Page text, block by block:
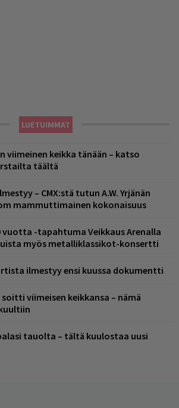
LUETUIMMAT
viimeinen keikka tänään – katso
täältä
– CMX:stä tutun A.W. Yrjänän
mammuttimainen kokonaisuus
vuotta -tapahtuma Veikkaus Arenalla
myös metalliklassikot-konsertti
ilmestyy ensi kuussa dokumentti
viimeisen keikkansa – nämä
tauolta – tältä kuulostaa uusi